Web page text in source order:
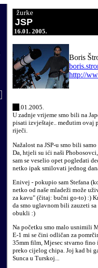
žurke
JSP
16.01. 2005.
Boris
http://
.01.2005.
U zadnje vrijeme smo bili na
pisati izvještaje.. međutim ovaj
riječi.
Nažalost na JSP-u smo bili
Da, htjeli su ići naši
sam se veselio opet pogledati
netko ipak smilovati jednog
Enivej - pokupio sam Stefana
netko od naše mladeži može
za kavu" (čitaj: bučni go-to) :)
da smo uglavnom bili zauzeti
obukli :)
Na početku smo malo usnimili
E-1 mi se čini odličan za
35mm film, Mjesec stvarno fino
preko cijelog chipa. Joj kad bi
Sunca u Turskoj...